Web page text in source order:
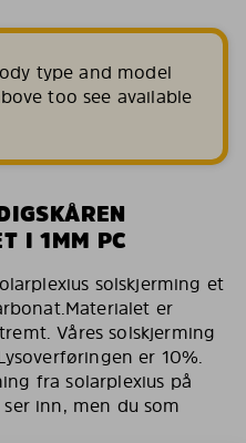
type and model
too see available
I 1MM PC
solskjerming et
er
Våres solskjerming
er 10%.
fra solarplexius på
inn, men du som